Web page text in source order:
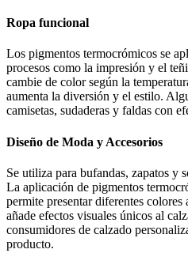
Ropa funcional
Los pigmentos termocrómicos se
procesos como la impresión y el
cambie de color según la
aumenta la diversión y el estilo.
camisetas, sudaderas y faldas con
Diseño de Moda y Accesorios
Se utiliza para bufandas, zapatos y
La aplicación de pigmentos
permite presentar diferentes
añade efectos visuales únicos al
consumidores de calzado
producto.